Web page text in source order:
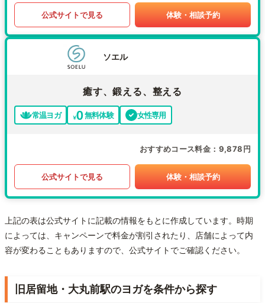
公式サイトで見る 体験・相談予約
ソエル
癒す、鍛える、整える
常温ヨガ 無料体験 女性専用
おすすめコース料金 9,878円
公式サイトで見る 体験・相談予約
上記の表は公式サイトに記載の情報をもとに作成しています。時期
によっては、キャンペーンで料金が割引されたり、店舗によって内
容が変わることもありますので、公式サイトでご確認ください。
旧居留地・大丸前駅のヨガを条件から探す